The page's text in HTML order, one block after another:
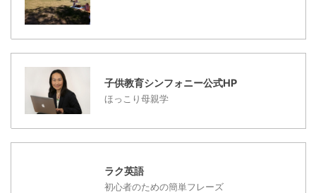
ズバり一言、 世界は、狭
い、どこでも近い、日本
でも海外でも違和感がな
な国でも、どんな言語で
も ...
子供教育シンフォニー公式HP
ほっこり母親学
ラク英語
初心者のための簡単フレーズ